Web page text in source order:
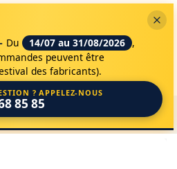
Du 14/07 au 31/08/2026 ,
peuvent être
des fabricants).
? APPELEZ-NOUS
85 85
materiels verins et pompes